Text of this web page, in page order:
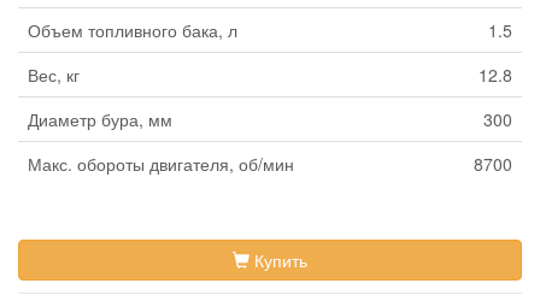
Объем топливного бака, л
1.5
Вес, кг
12.8
Диаметр бура, мм
300
Макс. обороты двигателя, об/мин
8700
Купить